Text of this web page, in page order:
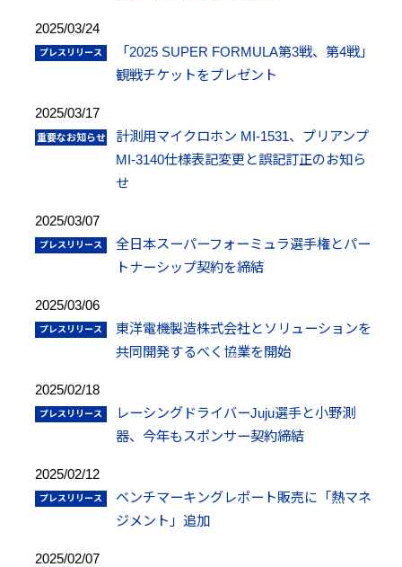
2025/03/24
「2025 SUPER FORMULA第3戦、第4戦」
観戦チケットをプレゼント
2025/03/17
計測用マイクロホン MI-1531、プリアンプ
MI-3140仕様表記変更と誤記訂正のお知ら
せ
2025/03/07
全日本スーパーフォーミュラ選手権とパー
トナーシップ契約を締結
2025/03/06
東洋電機製造株式会社とソリューションを
共同開発するべく協業を開始
2025/02/18
レーシングドライバーJuju選手と小野測
器、今年もスポンサー契約締結
2025/02/12
ベンチマーキングレポート販売に「熱マネ
ジメント」追加
2025/02/07